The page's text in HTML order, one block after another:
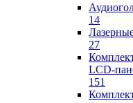
14
27
LCD-
151